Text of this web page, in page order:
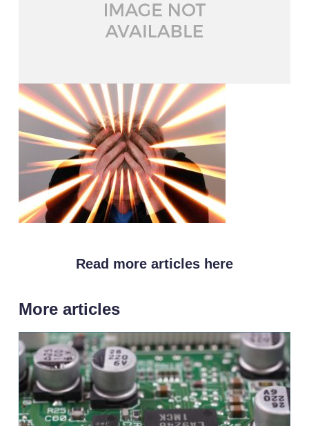
Read more articles here
More articles